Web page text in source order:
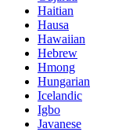
Haitian
Hausa
Hawaiian
Hebrew
Hmong
Hungarian
Icelandic
Igbo
Javanese